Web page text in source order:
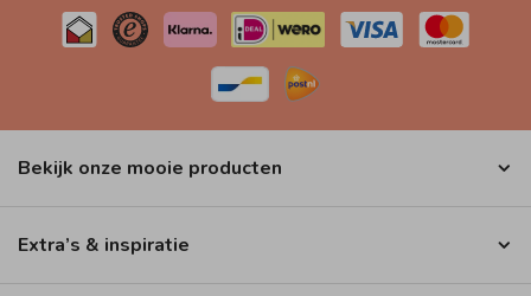
Bekijk onze mooie producten
Extra’s & inspiratie